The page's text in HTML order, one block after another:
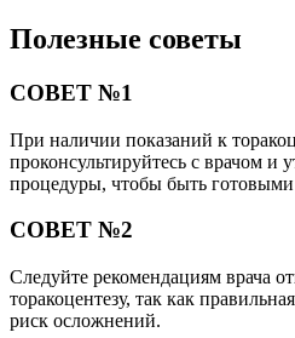
Полезные советы
СОВЕТ №1
При наличии показаний к
проконсультируйтесь с врачом и
процедуры, чтобы быть
СОВЕТ №2
Следуйте рекомендациям врача
торакоцентезу, так как
риск осложнений.